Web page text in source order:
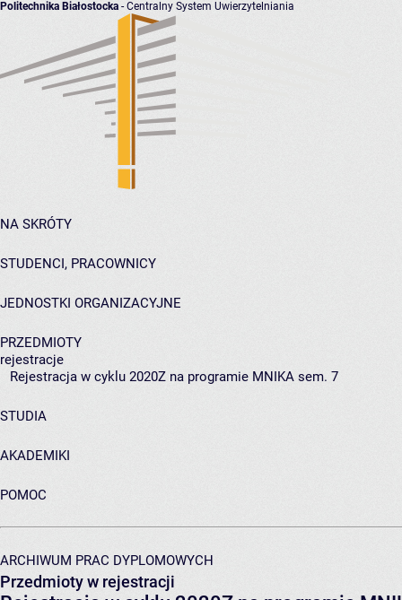
Politechnika Białostocka - Centralny System Uwierzytelniania
NA SKRÓTY
STUDENCI, PRACOWNICY
JEDNOSTKI ORGANIZACYJNE
PRZEDMIOTY
rejestracje
Rejestracja w cyklu 2020Z na programie MNIKA sem. 7
STUDIA
AKADEMIKI
POMOC
ARCHIWUM PRAC DYPLOMOWYCH
Przedmioty w rejestracji